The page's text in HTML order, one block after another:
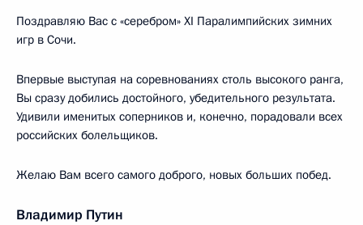
Поздравляю Вас с «серебром» XI Паралимпийских зимних
игр в Сочи.
Впервые выступая на соревнованиях столь высокого ранга,
Вы сразу добились достойного, убедительного результата.
Удивили именитых соперников и, конечно, порадовали всех
российских болельщиков.
Желаю Вам всего самого доброго, новых больших побед.
Владимир Путин